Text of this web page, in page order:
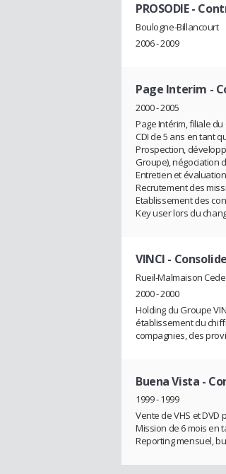
PROSODIE-
Boulogne-Billancourt
2006 - 2009
Page Interim -
2000 - 2005
Page Intérim, filiale
CDI de 5 ans en tant
Prospection,
Groupe), négociation
Entretien et
Recrutement des
Etablissement des
Key user lors du
VINCI -
Rueil-Malmaison
2000 - 2000
Holding du Groupe
établissement du
compagnies, des
Buena Vista -
1999 - 1999
Vente de VHS et DVD
Mission de 6 mois en
Reporting mensuel,